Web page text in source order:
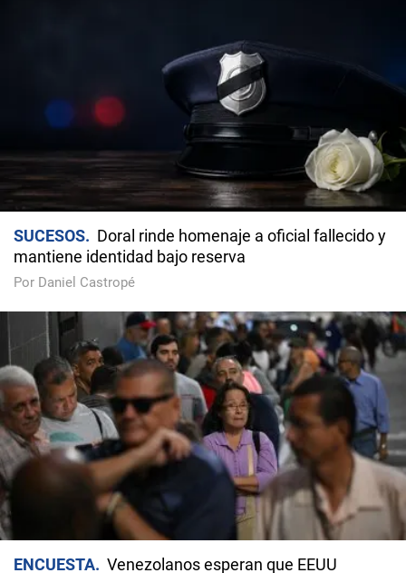
SUCESOS
Doral rinde homenaje a oficial fallecido y
mantiene identidad bajo reserva
Por Daniel Castropé
ENCUESTA
Venezolanos esperan que EEUU